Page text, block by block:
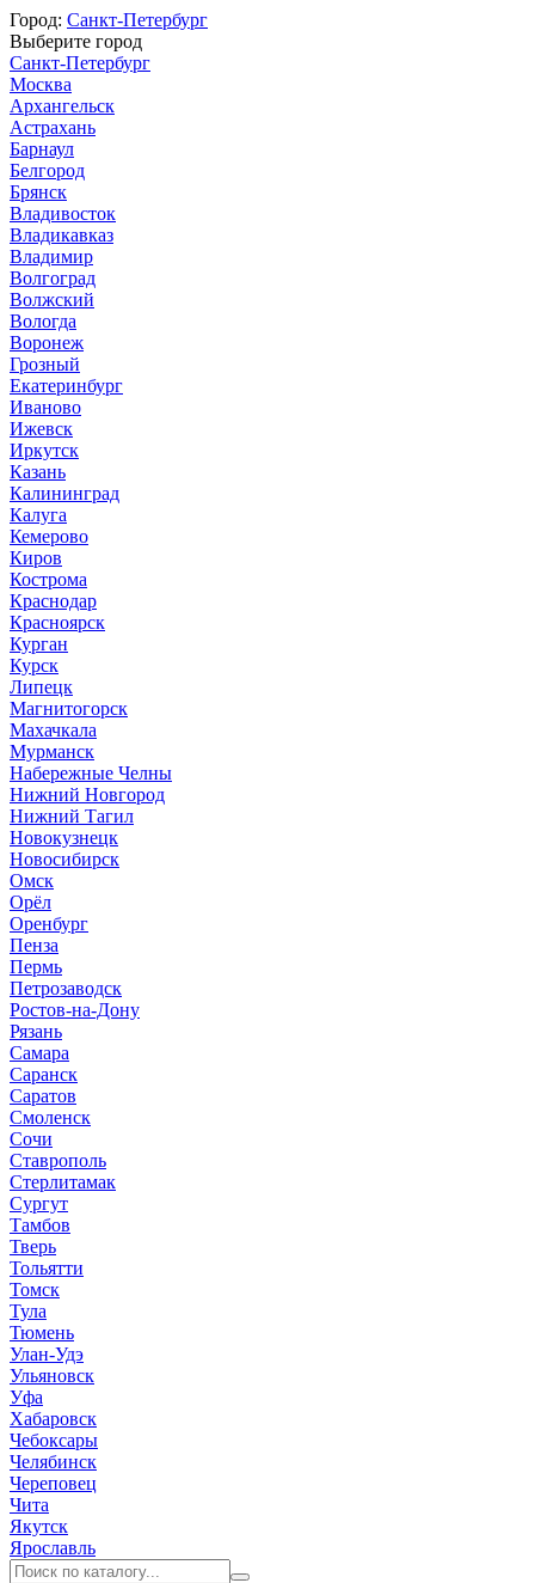
Город: Санкт-Петербург
Выберите город
Санкт-Петербург
Москва
Архангельск
Астрахань
Барнаул
Белгород
Брянск
Владивосток
Владикавказ
Владимир
Волгоград
Волжский
Вологда
Воронеж
Грозный
Екатеринбург
Иваново
Ижевск
Иркутск
Казань
Калининград
Калуга
Кемерово
Киров
Кострома
Краснодар
Красноярск
Курган
Курск
Липецк
Магнитогорск
Махачкала
Мурманск
Набережные Челны
Нижний Новгород
Нижний Тагил
Новокузнецк
Новосибирск
Омск
Орёл
Оренбург
Пенза
Пермь
Петрозаводск
Ростов-на-Дону
Рязань
Самара
Саранск
Саратов
Смоленск
Сочи
Ставрополь
Стерлитамак
Сургут
Тамбов
Тверь
Тольятти
Томск
Тула
Тюмень
Улан-Удэ
Ульяновск
Уфа
Хабаровск
Чебоксары
Челябинск
Череповец
Чита
Якутск
Ярославль